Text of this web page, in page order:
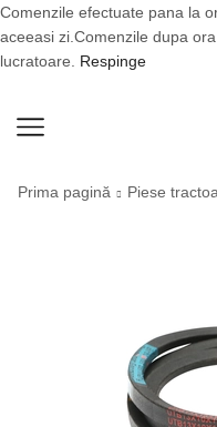
Comenzile efectuate pana la
aceeasi zi.Comenzile dupa
lucratoare. Respinge
Prima pagină Piese